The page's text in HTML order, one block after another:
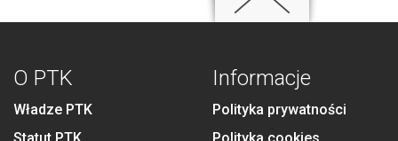
O PTK
Władze PTK
Informacje
Polityka prywatności